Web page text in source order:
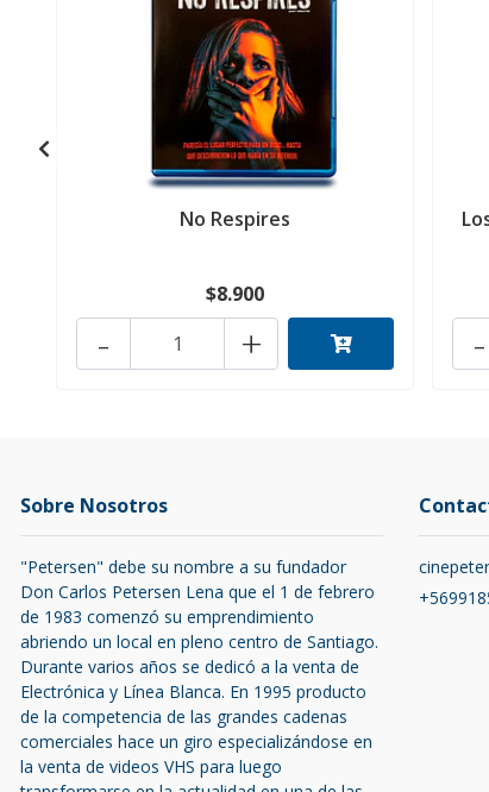
No Respires
$8.900
+
- -
Sobre Nosotros
"Petersen" debe su nombre a su fundador
Don Carlos Petersen Lena que el 1 de febrero
de 1983 comenzó su emprendimiento
abriendo un local en pleno centro de Santiago.
Durante varios años se dedicó a la venta de
Electrónica y Línea Blanca. En 1995 producto
de la competencia de las grandes cadenas
comerciales hace un giro especializándose en
la venta de videos VHS para luego